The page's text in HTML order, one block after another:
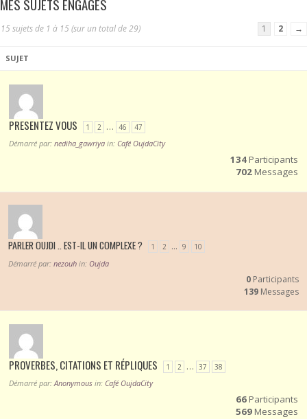
MES SUJETS ENGAGÉS
15 sujets de 1 à 15 (sur un total de 29) 1 2 →
SUJET
PRESENTEZ VOUS 1 2 … 46 47
Démarré par:nediha_gawriya in: Café OujdaCity
134Participants
702Messages
PARLER OUJDI .. EST-IL UN COMPLEXE ? 1 2 … 9 10
Démarré par: nezouh in: Oujda
0 Participants
139 Messages
PROVERBES, CITATIONS ET RÉPLIQUES 1 2 … 37 38
Démarré par:Anonymous in: Café OujdaCity
66Participants
569Messages